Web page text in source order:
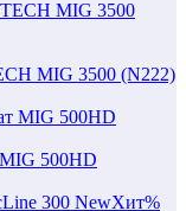
MIG 3500 (N222)
500HD
NewХит%